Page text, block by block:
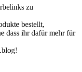
zu
bestellt,
dass ihr dafür mehr für